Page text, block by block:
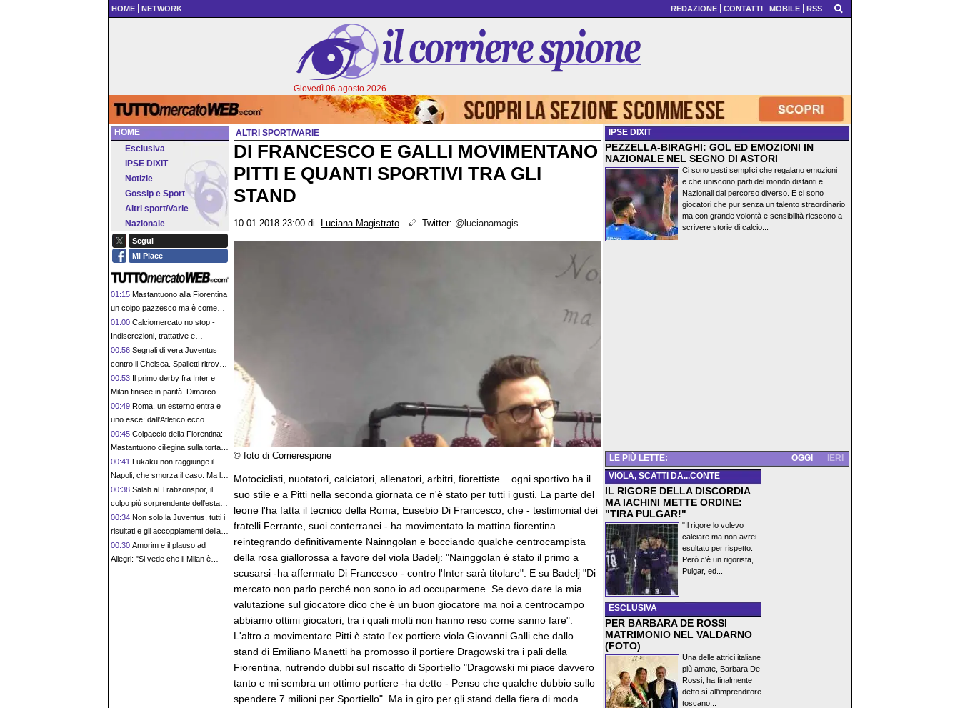
HOME NETWORK REDAZIONE CONTATTI MOBILE RSS
Giovedì 06 agosto 2026
HOME
Esclusiva
IPSE DIXIT
Notizie
Gossip e Sport
Altri sport/Varie
Nazionale
Segui
Mi Piace
01:15 Mastantuono alla Fiorentina
un colpo pazzesco ma è come
Endrick al Lione: serve spendere
e credere nello scouting per i
migliori talenti. Giovani italiani:
attenzione perché qualcosa sta
cambiando davvero
01:00 Calciomercato no stop -
Indiscrezioni, trattative e
retroscena del 5 agosto
00:56 Segnali di vera Juventus
contro il Chelsea. Spalletti ritrova
Zhegrova e parla di mercato
00:53 Il primo derby fra Inter e
Milan finisce in parità. Dimarco
subito fra i più pimpanti
00:49 Roma, un esterno entra e
uno esce: dall'Atletico ecco
Molina, Angelino saluta
00:45 Colpaccio della Fiorentina:
Mastantuono ciliegina sulla torta di
un mercato da sogno
00:41 Lukaku non raggiunge il
Napoli, che smorza il caso. Ma le
voci di mercato sono sempre più
forti
00:38 Salah al Trabzonspor, il
colpo più sorprendente dell'estate:
il calcio turco sempre più attraente
00:34 Non solo la Juventus, tutti i
risultati e gli accoppiamenti della
Women's Champions League
00:30 Amorim e il plauso ad
Allegri: "Si vede che il Milan è
ALTRI SPORT/VARIE
DI FRANCESCO E GALLI MOVIMENTANO
PITTI E QUANTI SPORTIVI TRA GLI
STAND
10.01.2018 23:00 di Luciana Magistrato Twitter: @lucianamagis
© foto di Corrierespione
Motociclisti, nuotatori, calciatori, allenatori, arbitri, fiorettiste... ogni sportivo ha il
suo stile e a Pitti nella seconda giornata ce n'è stato per tutti i gusti. La parte del
leone l'ha fatta il tecnico della Roma, Eusebio Di Francesco, che - testimonial dei
fratelli Ferrante, suoi conterranei - ha movimentato la mattina fiorentina
reintegrando definitivamente Nainngolan e bocciando qualche centrocampista
della rosa giallorossa a favore del viola Badelj: "Nainggolan è stato il primo a
scusarsi -ha affermato Di Francesco - contro l'Inter sarà titolare". E su Badelj "Di
mercato non parlo perché non sono io ad occuparmene. Se devo dare la mia
valutazione sul giocatore dico che è un buon giocatore ma noi a centrocampo
abbiamo ottimi giocatori, tra i quali molti non hanno reso come sanno fare".
L'altro a movimentare Pitti è stato l'ex portiere viola Giovanni Galli che dallo
stand di Emiliano Manetti ha promosso il portiere Dragowski tra i pali della
Fiorentina, nutrendo dubbi sul riscatto di Sportiello "Dragowski mi piace davvero
tanto e mi sembra un ottimo portiere -ha detto - Penso che qualche dubbio sullo
spendere 7 milioni per Sportiello". Ma in giro per gli stand della fiera di moda
IPSE DIXIT
PEZZELLA-BIRAGHI: GOL ED EMOZIONI IN
NAZIONALE NEL SEGNO DI ASTORI
Ci sono gesti semplici che regalano emozioni
e che uniscono parti del mondo distanti e
Nazionali dal percorso diverso. E ci sono
giocatori che pur senza un talento straordinario
ma con grande volontà e sensibilità riescono a
scrivere storie di calcio...
LE PIÙ LETTE: IERI
OGGI
VIOLA, SCATTI DA...CONTE
IL RIGORE DELLA DISCORDIA
MA IACHINI METTE ORDINE:
"TIRA PULGAR!"
"Il rigore lo volevo
calciare ma non avrei
esultato per rispetto.
Però c'è un rigorista,
Pulgar, ed...
ESCLUSIVA
PER BARBARA DE ROSSI
MATRIMONIO NEL VALDARNO
(FOTO)
Una delle attrici italiane
più amate, Barbara De
Rossi, ha finalmente
detto sì all'imprenditore
toscano...